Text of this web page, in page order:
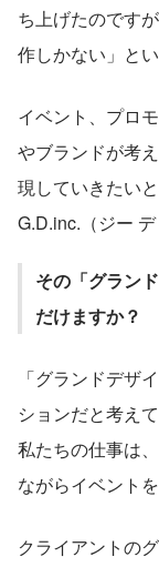
ち上げたのです
作しかない」と
イベント、プロ
やブランドが考
現していきたい
G.D.inc.（ジー
その「グラン
だけますか？
「グランドデザ
ションだと考えて
私たちの仕事は
ながらイベント
クライアントの